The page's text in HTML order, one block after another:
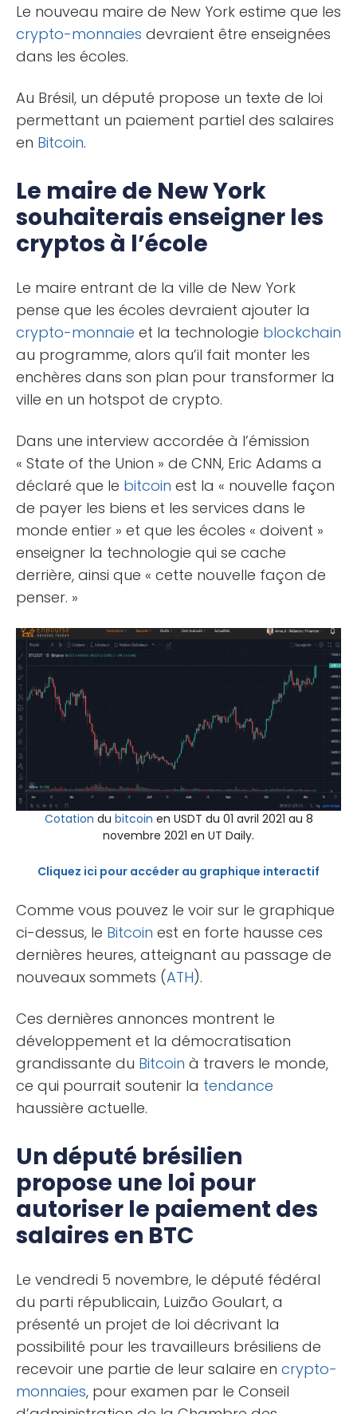
Le nouveau maire de New York estime que les
crypto-monnaies devraient être enseignées
dans les écoles.
Au Brésil, un député propose un texte de loi
permettant un paiement partiel des salaires
en Bitcoin.
Le maire de New York
souhaiterais enseigner les
cryptos à l’école
Le maire entrant de la ville de New York
pense que les écoles devraient ajouter la
crypto-monnaie et la technologie blockchain
au programme, alors qu’il fait monter les
enchères dans son plan pour transformer la
ville en un hotspot de crypto.
Dans une interview accordée à l’émission
« State of the Union » de CNN, Eric Adams a
déclaré que le bitcoin est la « nouvelle façon
de payer les biens et les services dans le
monde entier » et que les écoles « doivent »
enseigner la technologie qui se cache
derrière, ainsi que « cette nouvelle façon de
penser. »
Cotation du bitcoin en USDT du 01 avril 2021 au 8
novembre 2021 en UT Daily.
Cliquez ici pour accéder au graphique interactif
Comme vous pouvez le voir sur le graphique
ci-dessus, le Bitcoin est en forte hausse ces
dernières heures, atteignant au passage de
nouveaux sommets (ATH).
Ces dernières annonces montrent le
développement et la démocratisation
grandissante du Bitcoin à travers le monde,
ce qui pourrait soutenir la tendance
haussière actuelle.
Un député brésilien
propose une loi pour
autoriser le paiement des
salaires en BTC
Le vendredi 5 novembre, le député fédéral
du parti républicain, Luizão Goulart, a
présenté un projet de loi décrivant la
possibilité pour les travailleurs brésiliens de
recevoir une partie de leur salaire en crypto-
monnaies, pour examen par le Conseil